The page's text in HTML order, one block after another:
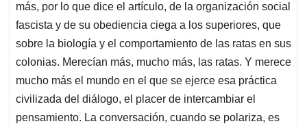
más, por lo que dice el artículo, de la organización social
fascista y de su obediencia ciega a los superiores, que
sobre la biología y el comportamiento de las ratas en sus
colonias. Merecían más, mucho más, las ratas. Y merece
mucho más el mundo en el que se ejerce esa práctica
civilizada del diálogo, el placer de intercambiar el
pensamiento. La conversación, cuando se polariza, es